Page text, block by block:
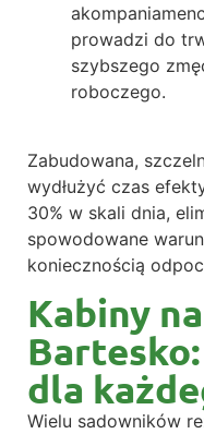
prowadzi do
szybszego
roboczego.
Zabudowana,
wydłużyć czas
30% w skali dnia,
spowodowane
koniecznością
Kabiny
dla
Wielu sadowników